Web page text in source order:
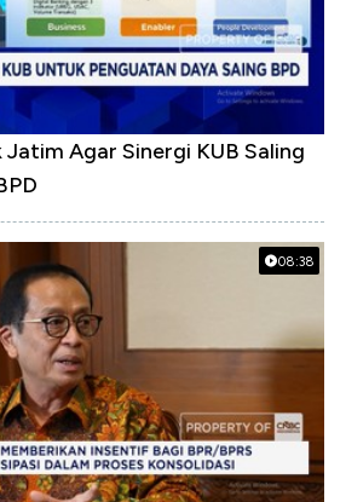
Agar Sinergi KUB Saling
08:38